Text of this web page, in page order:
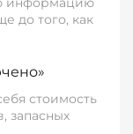
до того, как
стоимость
запасных